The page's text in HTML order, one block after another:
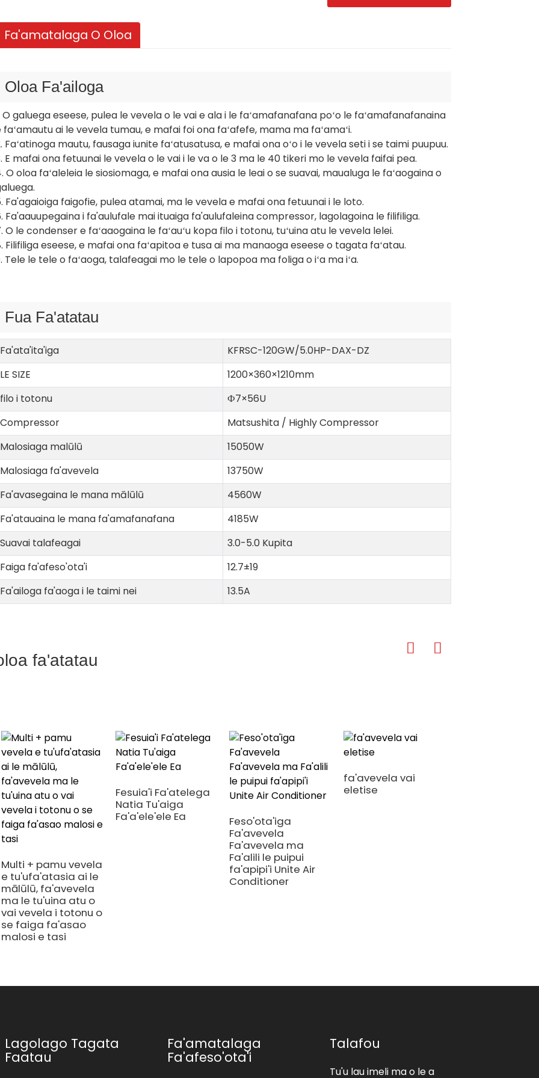
Fa'amatalaga O Oloa
Oloa Fa'ailoga
O galuega eseese, pulea le vevela o le vai e ala i le faʻamafanafana poʻo le faʻamafanafanaina
faʻamautu ai le vevela tumau, e mafai foi ona faʻafefe, mama ma faʻamaʻi.
Faʻatinoga mautu, fausaga iunite faʻatusatusa, e mafai ona oʻo i le vevela seti i se taimi puupuu.
E mafai ona fetuunai le vevela o le vai i le va o le 3 ma le 40 tikeri mo le vevela faifai pea.
O oloa faʻaleleia le siosiomaga, e mafai ona ausia le leai o se suavai, maualuga le faʻaogaina o
Fa'agaioiga faigofie, pulea atamai, ma le vevela e mafai ona fetuunai i le loto.
Fa'aauupegaina i fa'aulufale mai ituaiga fa'aulufaleina compressor, lagolagoina le filifiliga.
O le condenser e faʻaaogaina le faʻauʻu kopa filo i totonu, tuʻuina atu le vevela lelei.
Filifiliga eseese, e mafai ona faʻapitoa e tusa ai ma manaoga eseese o tagata faʻatau.
Tele le tele o faʻaoga, talafeagai mo le tele o lapopoa ma foliga o iʻa ma iʻa.
Fua Fa'atatau
Fa'ata'ita'iga
KFRSC-120GW/5.0HP-DAX-DZ
LE SIZE
1200×360×1210mm
filo i totonu
Ф7×56U
Compressor
Matsushita / Highly Compressor
Malosiaga malūlū
15050W
Malosiaga fa'avevela
13750W
Fa'avasegaina le mana mālūlū
4560W
Fa'atauaina le mana fa'amafanafana
4185W
Suavai talafeagai
3.0-5.0 Kupita
Faiga fa'afeso'ota'i
12.7±19
Fa'ailoga fa'aoga i le taimi nei
13.5A
fa'atatau
Multi + pamu vevela
e tu'ufa'atasia ai le
mālūlū, fa'avevela
ma le tu'uina atu o
vai vevela i totonu o
se faiga fa'asao
malosi e tasi
Fesuia'i Fa'atelega
Natia Tu'aiga
Fa'a'ele'ele Ea
Feso'ota'iga
Fa'avevela
Fa'avevela ma
Fa'alili le puipui
fa'apipi'i Unite Air
Conditioner
fa'avevela vai
eletise
Lagolago Tagata
Faatau
Fa'amatalaga
Fa'afeso'ota'i
Talafou
Tu'u lau imeli ma o le a